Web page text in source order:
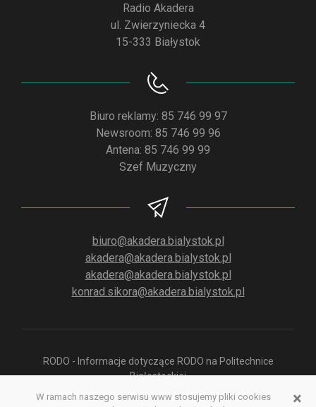
Radio Akadera
ul. Zwierzyniecka 4
15-333 Białystok
Biuro reklamy: 85 746 99 97
Newsroom: 85 746 99 96
Antena: 85 746 99 99
Szef Muzyczny
biuro@akadera.bialystok.pl
akadera@akadera.bialystok.pl
akadera@akadera.bialystok.pl
konrad.sikora@akadera.bialystok.pl
RODO - Informacje dotyczące RODO na Politechnice
Białostockiej
×
W ramach naszego serwisu www stosujemy pliki cookies